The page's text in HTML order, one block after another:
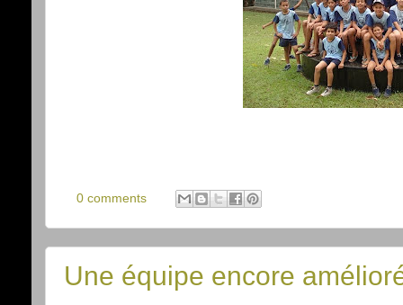
0 comments
Une équipe encore